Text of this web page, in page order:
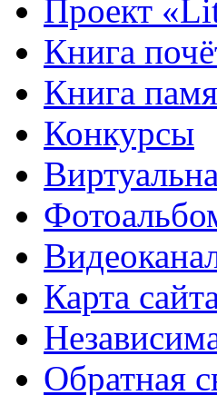
Проект
Книга
Книга
Конкурсы
Карта
Обратная